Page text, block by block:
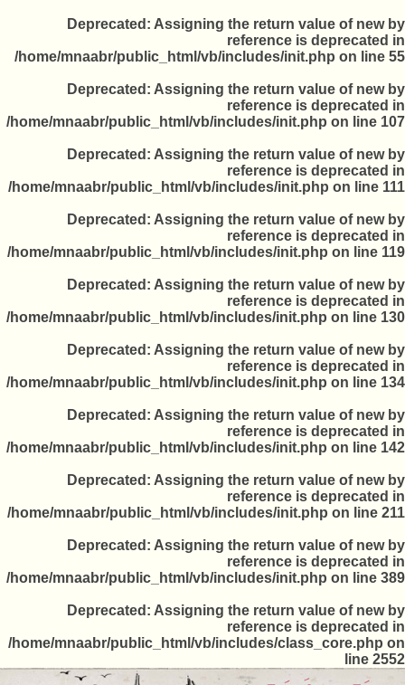
Deprecated
/home/mnaabr/
Deprecated
/home/mnaabr/
Deprecated
/home/mnaabr/
Deprecated
/home/mnaabr/
Deprecated
/home/mnaabr/
Deprecated
/home/mnaabr/
Deprecated
/home/mnaabr/
Deprecated
/home/mnaabr/
Deprecated
/home/mnaabr/
Deprecated
/home/mnaabr/